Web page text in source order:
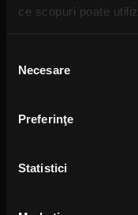
ce scopuri poate
Să colectăm
Să vă
activ după
dvs. personale și
consimțământului
Necesare
Preferinţe
Statistici